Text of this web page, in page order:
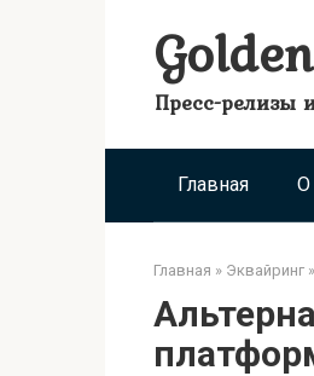
Пресс-релизы
Главная О
Главная » Эквайринг »